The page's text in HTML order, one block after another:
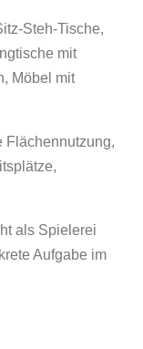
Steh-Tische,
mit
Möbel mit
Flächennutzung,
als Spielerei
Aufgabe im